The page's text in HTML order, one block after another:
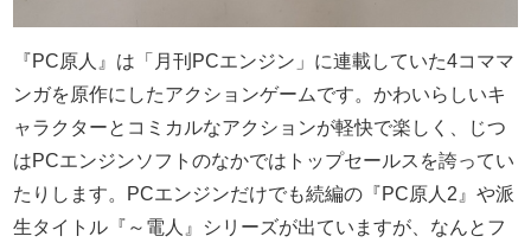
『PC原人』は「月刊PCエンジン」に連載していた4コママ
ンガを原作にしたアクションゲームです。かわいらしいキ
ャラクターとコミカルなアクションが軽快で楽しく、じつ
はPCエンジンソフトのなかではトップセールスを誇ってい
たりします。PCエンジンだけでも続編の『PC原人2』や派
生タイトル『～電人』シリーズが出ていますが、なんとフ